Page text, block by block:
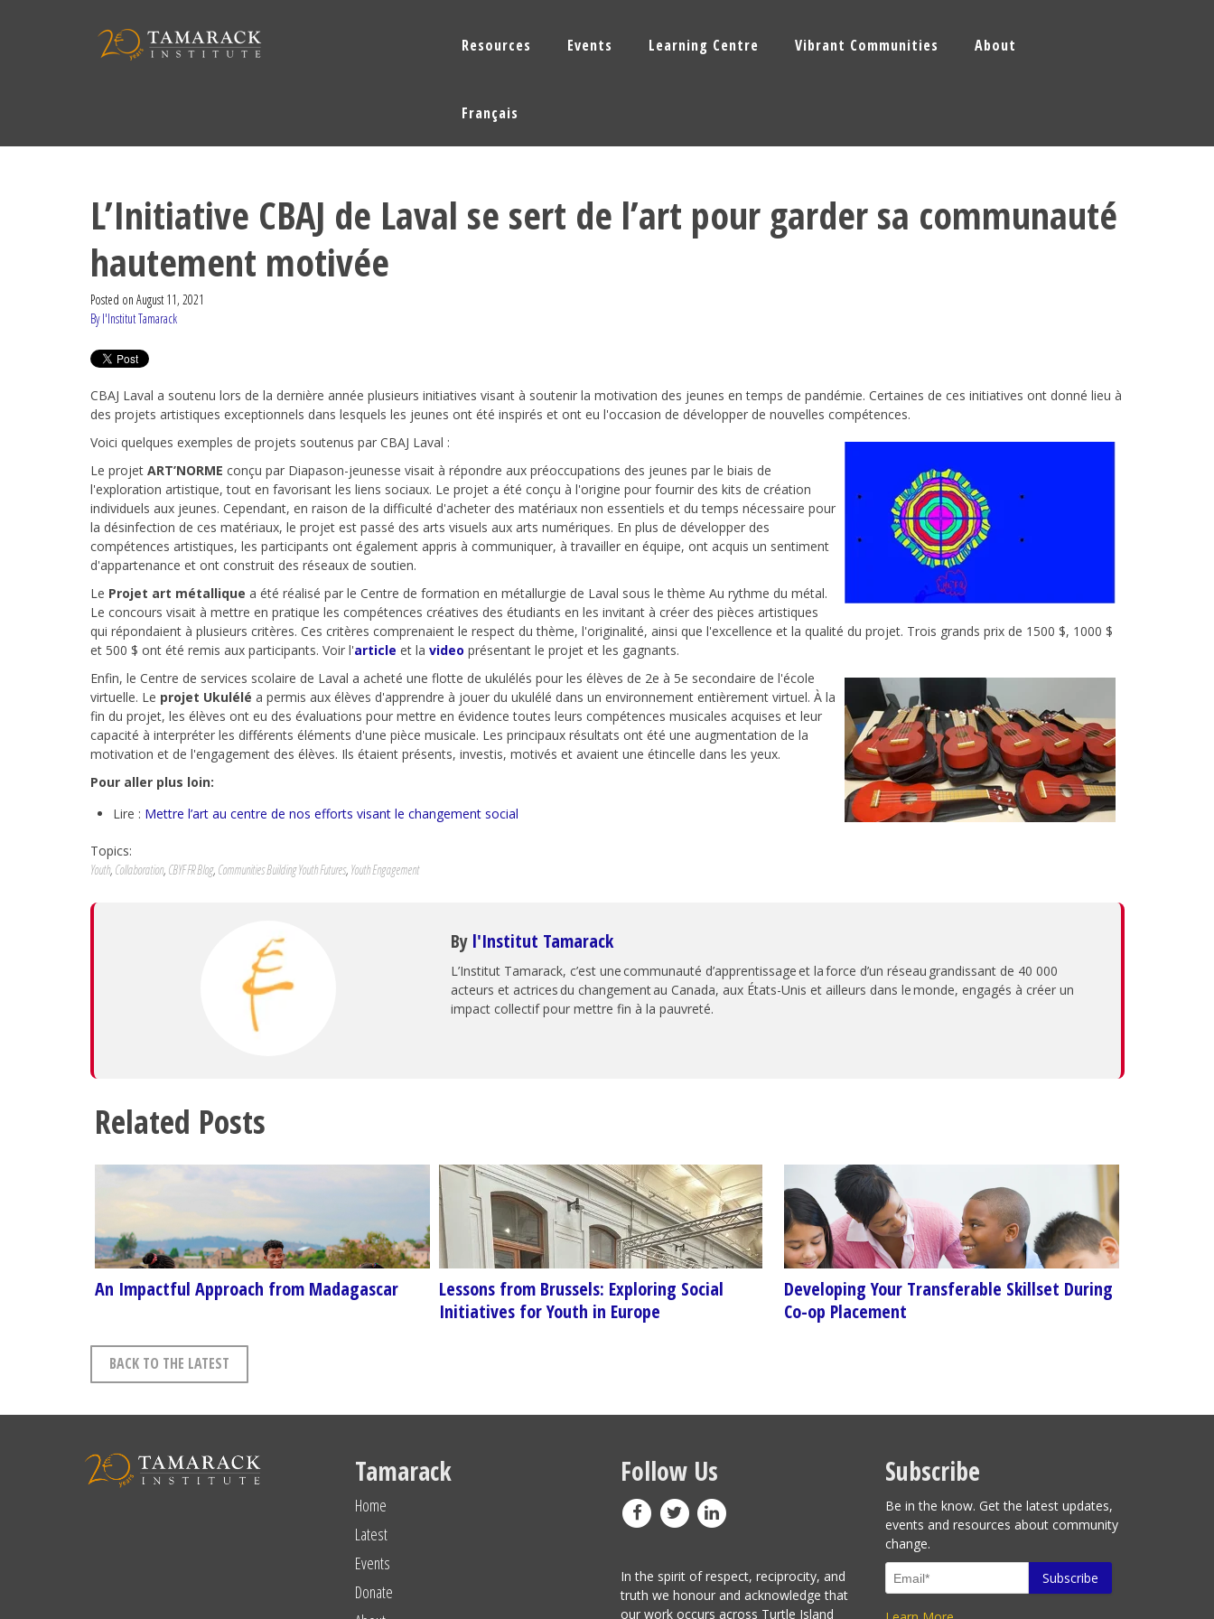
Resources Events Learning Centre Vibrant Communities About
Français
L’Initiative CBAJ de Laval se sert de l’art pour garder sa communauté
hautement motivée
Posted on August 11, 2021
By l'Institut Tamarack
CBAJ Laval a soutenu lors de la dernière année plusieurs initiatives visant à soutenir la motivation des jeunes en temps de pandémie. Certaines de ces initiatives ont donné lieu à
des projets artistiques exceptionnels dans lesquels les jeunes ont été inspirés et ont eu l'occasion de développer de nouvelles compétences.
Voici quelques exemples de projets soutenus par CBAJ Laval :
Le projet ART’NORME conçu par Diapason-jeunesse visait à répondre aux préoccupations des jeunes par le biais de
l'exploration artistique, tout en favorisant les liens sociaux. Le projet a été conçu à l'origine pour fournir des kits de création
individuels aux jeunes. Cependant, en raison de la difficulté d'acheter des matériaux non essentiels et du temps nécessaire pour
la désinfection de ces matériaux, le projet est passé des arts visuels aux arts numériques. En plus de développer des
compétences artistiques, les participants ont également appris à communiquer, à travailler en équipe, ont acquis un sentiment
d'appartenance et ont construit des réseaux de soutien.
Le Projet art métallique a été réalisé par le Centre de formation en métallurgie de Laval sous le thème Au rythme du métal.
Le concours visait à mettre en pratique les compétences créatives des étudiants en les invitant à créer des pièces artistiques
qui répondaient à plusieurs critères. Ces critères comprenaient le respect du thème, l'originalité, ainsi que l'excellence et la qualité du projet. Trois grands prix de 1500 $, 1000 $
et 500 $ ont été remis aux participants. Voir l'article et la video présentant le projet et les gagnants.
Enfin, le Centre de services scolaire de Laval a acheté une flotte de ukulélés pour les élèves de 2e à 5e secondaire de l'école
virtuelle. Le projet Ukulélé a permis aux élèves d'apprendre à jouer du ukulélé dans un environnement entièrement virtuel. À la
fin du projet, les élèves ont eu des évaluations pour mettre en évidence toutes leurs compétences musicales acquises et leur
capacité à interpréter les différents éléments d'une pièce musicale. Les principaux résultats ont été une augmentation de la
motivation et de l'engagement des élèves. Ils étaient présents, investis, motivés et avaient une étincelle dans les yeux.
Pour aller plus loin:
Lire : Mettre l’art au centre de nos efforts visant le changement social
Topics:
Youth, Collaboration, CBYF FR Blog, Communities Building Youth Futures, Youth Engagement
By l'Institut Tamarack
L’Institut Tamarack, c’est une communauté d’apprentissage et la force d’un réseau grandissant de 40 000
acteurs et actrices du changement au Canada, aux États-Unis et ailleurs dans le monde, engagés à créer un
impact collectif pour mettre fin à la pauvreté.
Related Posts
An Impactful Approach from Madagascar
Lessons from Brussels: Exploring Social
Initiatives for Youth in Europe
Developing Your Transferable Skillset During
Co-op Placement
BACK TO THE LATEST
Tamarack
Home
Latest
Events
Donate
Follow Us
In the spirit of respect, reciprocity, and
truth we honour and acknowledge that
our work occurs across Turtle Island
Subscribe
Be in the know. Get the latest updates,
events and resources about community
change.